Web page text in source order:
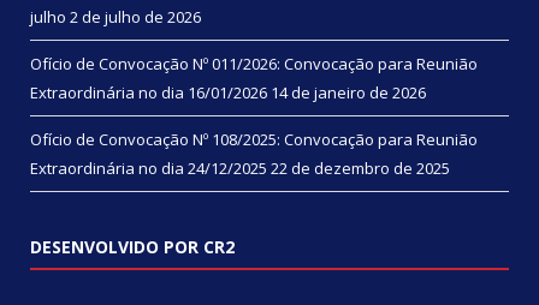
julho 2 de julho de 2026
Ofício de Convocação Nº 011/2026: Convocação para Reunião
Extraordinária no dia 16/01/2026 14 de janeiro de 2026
Ofício de Convocação Nº 108/2025: Convocação para Reunião
Extraordinária no dia 24/12/2025 22 de dezembro de 2025
DESENVOLVIDO POR CR2